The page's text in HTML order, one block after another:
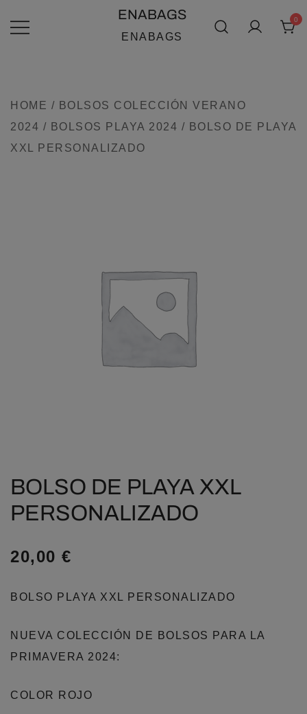
AL
ENABAGS
ENABAGS
0
HOME / BOLSOS COLECCIÓN VERANO
2024 / BOLSOS PLAYA 2024 / BOLSO DE PLAYA
XXL PERSONALIZADO
BOLSO DE PLAYA XXL
PERSONALIZADO
20,00 €
BOLSO PLAYA XXL PERSONALIZADO
NUEVA COLECCIÓN DE BOLSOS PARA LA
PRIMAVERA 2024:
COLOR ROJO